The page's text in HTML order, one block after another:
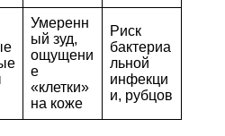
Умеренн
ый зуд,
ощущени
е
«клетки»
на коже
Риск
бактериа
льной
инфекци
и, рубцов